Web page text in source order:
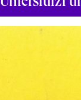
Unterstützt